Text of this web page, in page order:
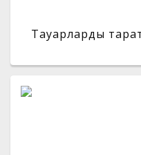
Тауарларды